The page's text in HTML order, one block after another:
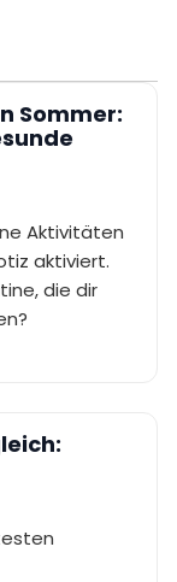
Sommer:
Aktivitäten
aktiviert.
die dir